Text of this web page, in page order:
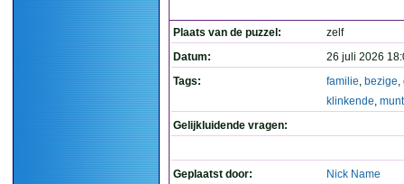
Plaats van de puzzel:
zelf
Datum:
26 juli 2026
Tags:
familie, bezige,
klinkende, munt
Gelijkluidende vragen:
Geplaatst door: Nick Name